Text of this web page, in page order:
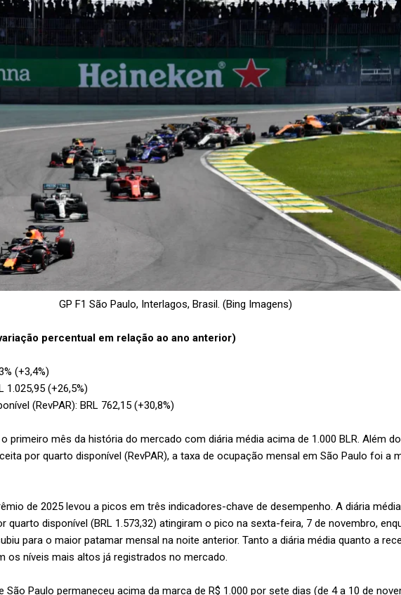
GP F1 São Paulo, Interlagos, Brasil. (Bing Imagens)
percentual em relação ao ano anterior)
(+3,4%)
1.025,95 (+26,5%)
(RevPAR): BRL 762,15 (+30,8%)
primeiro mês da história do mercado com diária média acima de 1.000 BLR. Além
por quarto disponível (RevPAR), a taxa de ocupação mensal em São Paulo foi a
de 2025 levou a picos em três indicadores-chave de desempenho. A diária
quarto disponível (BRL 1.573,32) atingiram o pico na sexta-feira, 7 de novembro,
para o maior patamar mensal na noite anterior. Tanto a diária média quanto a
os níveis mais altos já registrados no mercado.
São Paulo permaneceu acima da marca de R$ 1.000 por sete dias (de 4 a 10 de